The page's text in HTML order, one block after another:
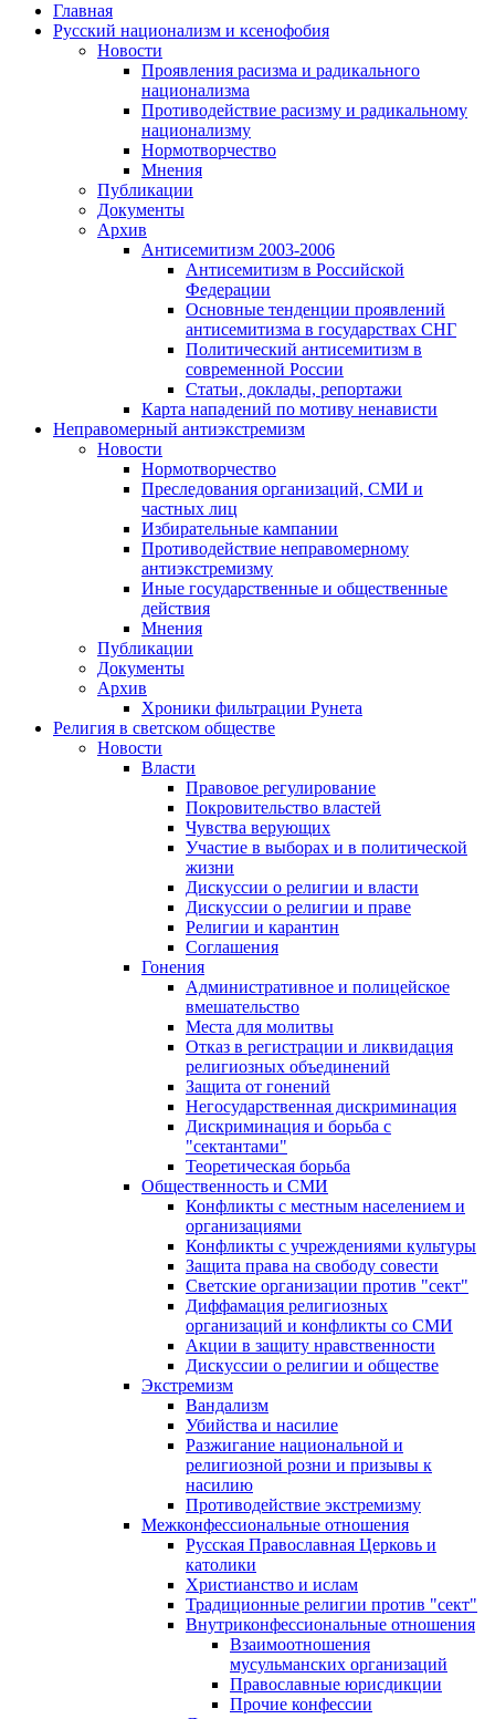
Главная
Русский национализм и ксенофобия
Новости
Проявления расизма и радикального
национализма
Противодействие расизму и радикальному
национализму
Нормотворчество
Мнения
Публикации
Документы
Архив
Антисемитизм 2003-2006
Антисемитизм в Российской
Федерации
Основные тенденции проявлений
антисемитизма в государствах СНГ
Политический антисемитизм в
современной России
Статьи, доклады, репортажи
Карта нападений по мотиву ненависти
Неправомерный антиэкстремизм
Новости
Нормотворчество
Преследования организаций, СМИ и
частных лиц
Избирательные кампании
Противодействие неправомерному
антиэкстремизму
Иные государственные и общественные
действия
Мнения
Публикации
Документы
Архив
Хроники фильтрации Рунета
Религия в светском обществе
Новости
Власти
Правовое регулирование
Покровительство властей
Чувства верующих
Участие в выборах и в политической
жизни
Дискуссии о религии и власти
Дискуссии о религии и праве
Религии и карантин
Соглашения
Гонения
Административное и полицейское
вмешательство
Места для молитвы
Отказ в регистрации и ликвидация
религиозных объединений
Защита от гонений
Негосударственная дискриминация
Дискриминация и борьба с
"сектантами"
Теоретическая борьба
Общественность и СМИ
Конфликты с местным населением и
организациями
Конфликты с учреждениями культуры
Защита права на свободу совести
Светские организации против "сект"
Диффамация религиозных
организаций и конфликты со СМИ
Акции в защиту нравственности
Дискуссии о религии и обществе
Экстремизм
Вандализм
Убийства и насилие
Разжигание национальной и
религиозной розни и призывы к
насилию
Противодействие экстремизму
Межконфессиональные отношения
Русская Православная Церковь и
католики
Христианство и ислам
Традиционные религии против "сект"
Внутриконфессиональные отношения
Взаимоотношения
мусульманских организаций
Православные юрисдикции
Прочие конфессии